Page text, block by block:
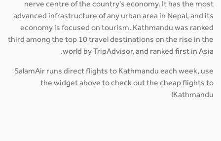
nerve centre of the country's economy. It has the most
advanced infrastructure of any urban area in Nepal, and its
economy is focused on tourism. Kathmandu was ranked
third among the top 10 travel destinations on the rise in the
world by TripAdvisor, and ranked first in Asia.
SalamAir runs direct flights to Kathmandu each week, use
the widget above to check out the cheap flights to
Kathmandu!